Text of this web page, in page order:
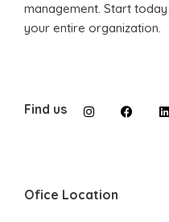
management. Start
your entire organization.
Find us
Ofice Location